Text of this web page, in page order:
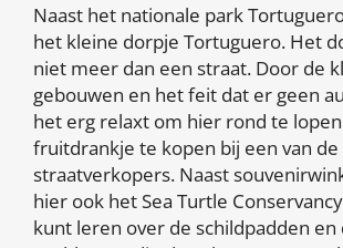
Naast het nationale park
het kleine dorpje Tortuguero. Het
niet meer dan een straat. Door de
gebouwen en het feit dat er geen
het erg relaxt om hier rond te
fruitdrankje te kopen bij een van de
straatverkopers. Naast
hier ook het Sea Turtle
kunt leren over de schildpadden en